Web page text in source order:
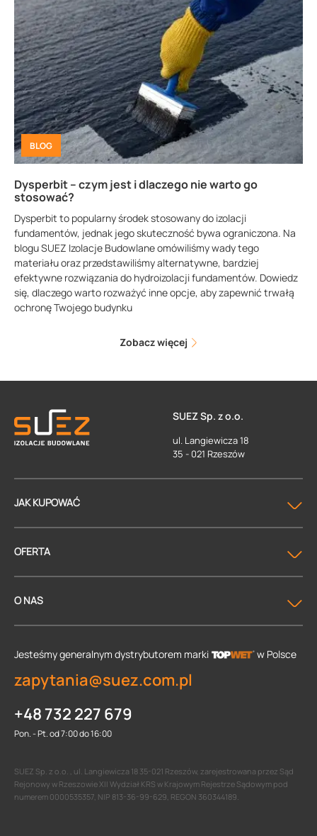
BLOG
Dysperbit – czym jest i dlaczego nie warto go
stosować?
Dysperbit to popularny środek stosowany do izolacji
fundamentów, jednak jego skuteczność bywa ograniczona. Na
blogu SUEZ Izolacje Budowlane omówiliśmy wady tego
materiału oraz przedstawiliśmy alternatywne, bardziej
efektywne rozwiązania do hydroizolacji fundamentów. Dowiedz
się, dlaczego warto rozważyć inne opcje, aby zapewnić trwałą
ochronę Twojego budynku
Zobacz więcej
SUEZ Sp. z o.o.
ul. Langiewicza 18
35 - 021 Rzeszów
JAK KUPOWAĆ
OFERTA
O NAS
Jesteśmy generalnym dystrybutorem marki w Polsce
zapytania@suez.com.pl
+48 732 227 679
Pon. - Pt. od 7:00 do 16:00
SUEZ Sp. z o.o. , ul. Langiewicza 18 35-021 Rzeszów, zarejestrowana przez Sąd
Rejonowy w Rzeszowie XII Wydział KRS w Krajowym Rejestrze Sądowym pod
numerem 0000535357, NIP 813-36-99-629, REGON 360344189.